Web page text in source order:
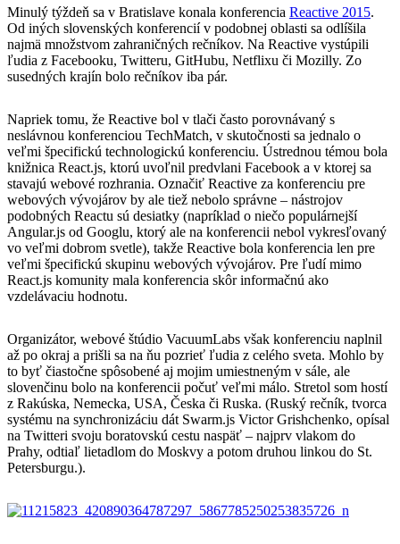
Minulý týždeň sa v Bratislave konala konferencia Reactive 2015.
Od iných slovenských konferencií v podobnej oblasti sa odlíšila
najmä množstvom zahraničných rečníkov. Na Reactive vystúpili
ľudia z Facebooku, Twitteru, GitHubu, Netflixu či Mozilly. Zo
susedných krajín bolo rečníkov iba pár.
Napriek tomu, že Reactive bol v tlači často porovnávaný s
neslávnou konferenciou TechMatch, v skutočnosti sa jednalo o
veľmi špecifickú technologickú konferenciu. Ústrednou témou bola
knižnica React.js, ktorú uvoľnil predvlani Facebook a v ktorej sa
stavajú webové rozhrania. Označiť Reactive za konferenciu pre
webových vývojárov by ale tiež nebolo správne – nástrojov
podobných Reactu sú desiatky (napríklad o niečo populárnejší
Angular.js od Googlu, ktorý ale na konferencii nebol vykresľovaný
vo veľmi dobrom svetle), takže Reactive bola konferencia len pre
veľmi špecifickú skupinu webových vývojárov. Pre ľudí mimo
React.js komunity mala konferencia skôr informačnú ako
vzdelávaciu hodnotu.
Organizátor, webové štúdio VacuumLabs však konferenciu naplnil
až po okraj a prišli sa na ňu pozrieť ľudia z celého sveta. Mohlo by
to byť čiastočne spôsobené aj mojim umiestneným v sále, ale
slovenčinu bolo na konferencii počuť veľmi málo. Stretol som hostí
z Rakúska, Nemecka, USA, Česka či Ruska. (Ruský rečník, tvorca
systému na synchronizáciu dát Swarm.js Victor Grishchenko, opísal
na Twitteri svoju boratovskú cestu naspäť – najprv vlakom do
Prahy, odtiaľ lietadlom do Moskvy a potom druhou linkou do St.
Petersburgu.).